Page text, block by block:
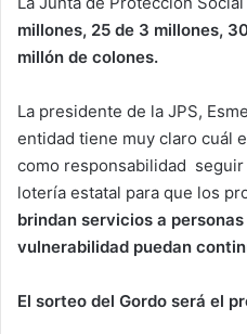
millones, 25 de 3 millones,
millón de colones.
La presidente de la JPS,
entidad tiene muy claro cuál
como responsabilidad
lotería estatal para que los
brindan servicios a
vulnerabilidad puedan
El sorteo del Gordo será el